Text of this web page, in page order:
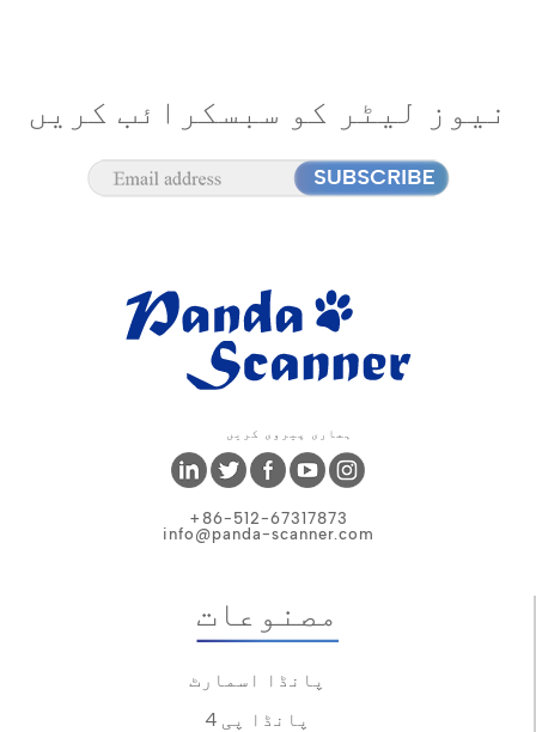
نیوز لیٹر کو سبسکرائب کریں
ہماری پیروی کریں
+86-512-67317873
info@panda-scanner.com
مصنوعات
پانڈا اسمارٹ
پانڈا پی 4